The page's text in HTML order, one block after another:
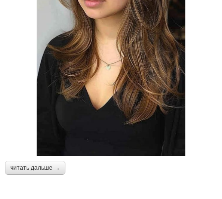
читать дальше →